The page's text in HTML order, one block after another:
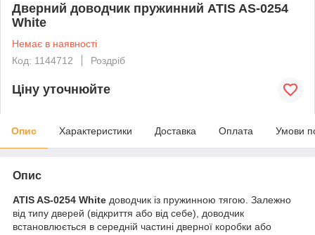
Дверний доводчик пружинний ATIS AS-0254
White
Немає в наявності
Код: 1144712
Роздріб
Ціну уточнюйте
Опис Характеристики Доставка Оплата Умови
Опис
ATIS AS-0254 White доводчик із пружинною тягою. Залежно
від типу дверей (відкриття або від себе), доводчик
встановлюється в середній частині дверної коробки або